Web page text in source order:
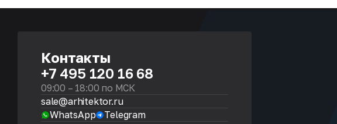
Контакты
+7 495 120 16 68
09:00 – 18:00 по МСК
sale@arhitektor.ru
WhatsApp
Telegram